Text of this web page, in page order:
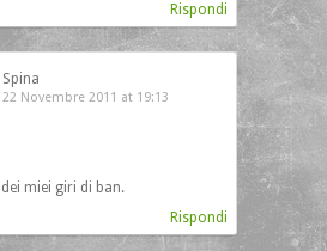
Rispondi
Spina
22 Novembre 2011 at 19:13
miei giri di ban.
Rispondi